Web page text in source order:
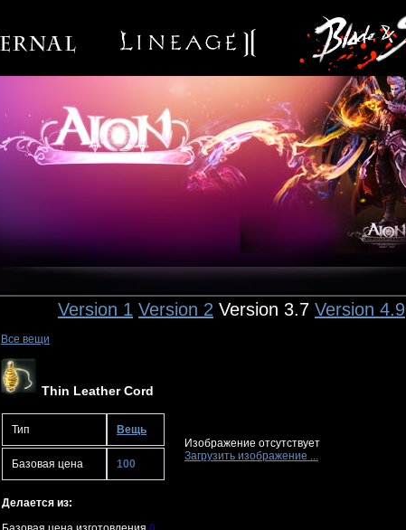
Version 1 Version 2 Version 3.7 Version 4.9
Все вещи
Thin Leather Cord
Тип Вещь
Базовая цена 100
Изображение отсутствует
Загрузить изображение ...
Делается из: